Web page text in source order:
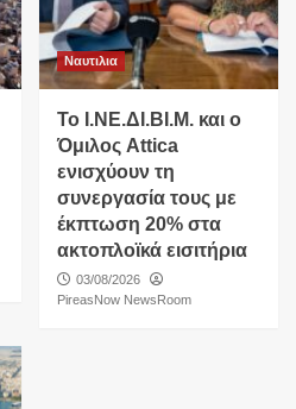
Ναυτιλια
Το Ι.ΝΕ.ΔΙ.ΒΙ.Μ. και o
Όμιλος Attica
ενισχύουν τη
συνεργασία τους με
έκπτωση 20% στα
ακτοπλοϊκά εισιτήρια
03/08/2026
PireasNow NewsRoom